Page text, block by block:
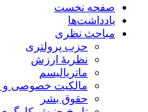
صفحه نخست
یادداشت‌ها
مباحث نظری
حزب پرولتری
نظریۀ ارزش
ماتریالیسم
مالکیت خصوصی و
حقوق بشر